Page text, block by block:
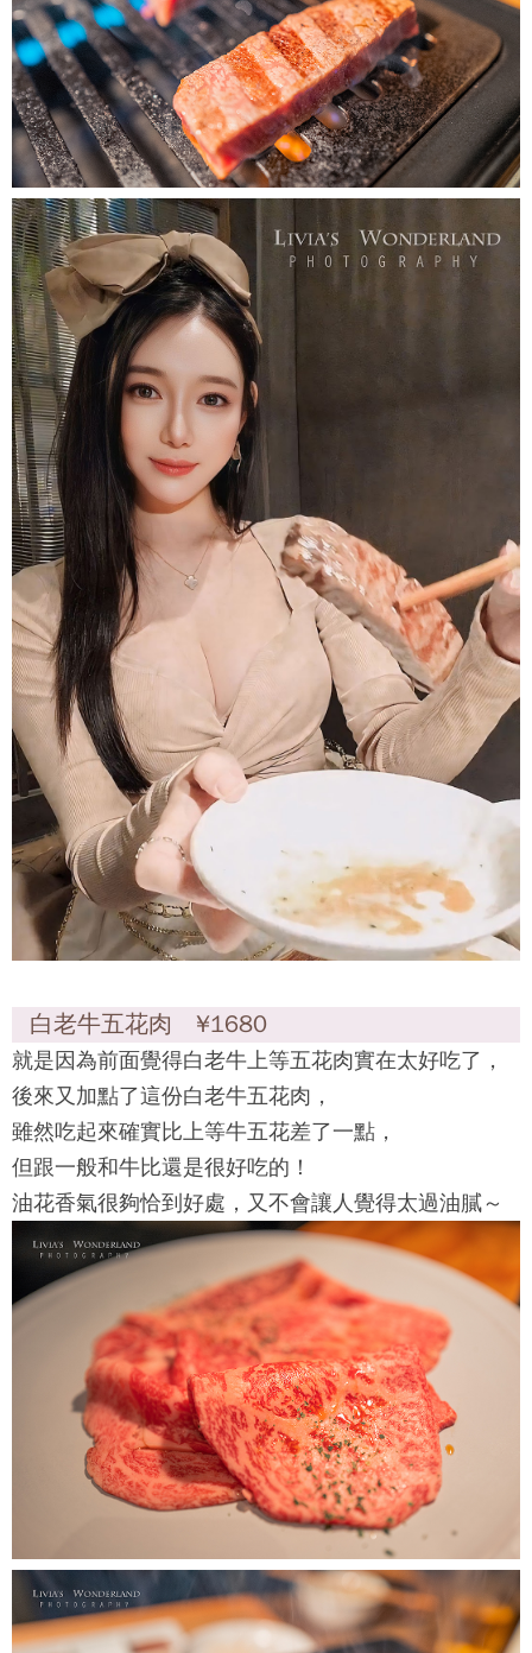
白老牛五花肉 ¥1680
就是因為前面覺得白老牛上等五花肉實在太好吃了，
後來又加點了這份白老牛五花肉，
雖然吃起來確實比上等牛五花差了一點，
但跟一般和牛比還是很好吃的！
油花香氣很夠恰到好處，又不會讓人覺得太過油膩～